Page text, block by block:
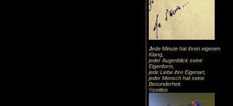
Jede Minute hat ihren eigenen
Klang,
jeder Augenblick seine
Eigenform,
jede Liebe ihre Eigenart,
jeder Mensch hat seine
Besonderheit.
©zeitlos